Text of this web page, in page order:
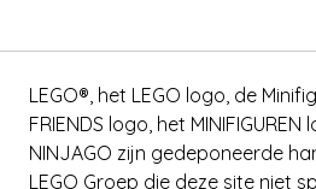
LEGO®, het LEGO logo, de
FRIENDS logo, het MINIFIGUREN
NINJAGO zijn gedeponeerde
LEGO Groep die deze site niet